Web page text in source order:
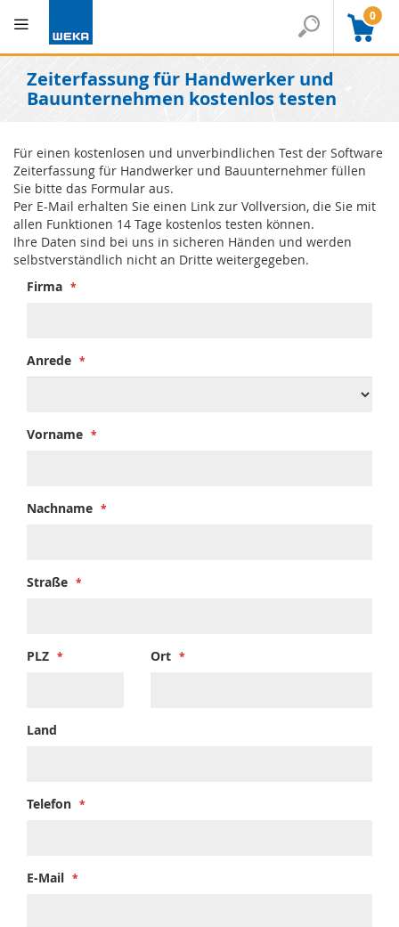
0
Zeiterfassung für Handwerker und
Bauunternehmen kostenlos testen
Für einen kostenlosen und unverbindlichen Test der Software
Zeiterfassung für Handwerker und Bauunternehmer füllen
Sie bitte das Formular aus.
Per E-Mail erhalten Sie einen Link zur Vollversion, die Sie mit
allen Funktionen 14 Tage kostenlos testen können.
Ihre Daten sind bei uns in sicheren Händen und werden
selbstverständlich nicht an Dritte weitergegeben.
Firma
Anrede
Vorname
Nachname
Straße
PLZ Ort
Land
Telefon
E-Mail